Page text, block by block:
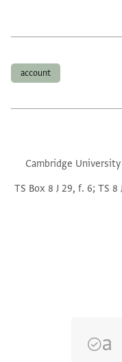
account
Cambridge
TS Box 8 J 29, f. 6; TS